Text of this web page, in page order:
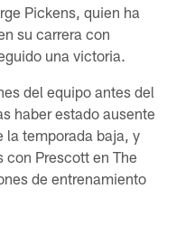
Pickens, quien ha
su carrera con
una victoria.
del equipo antes del
haber estado ausente
la temporada baja, y
con Prescott en The
de entrenamiento